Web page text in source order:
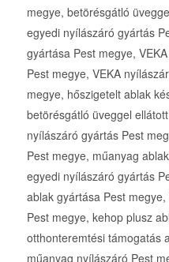
megye, betörésgátló
egyedi nyílászáró gyártás
gyártása Pest megye,
Pest megye, VEKA
megye, hőszigetelt ablak
betörésgátló üveggel
nyílászáró gyártás Pest
Pest megye, műanyag
egyedi nyílászáró gyártás
ablak gyártása Pest
Pest megye, kehop plusz
otthonteremtési támogatás
műanyag nyílászáró Pest